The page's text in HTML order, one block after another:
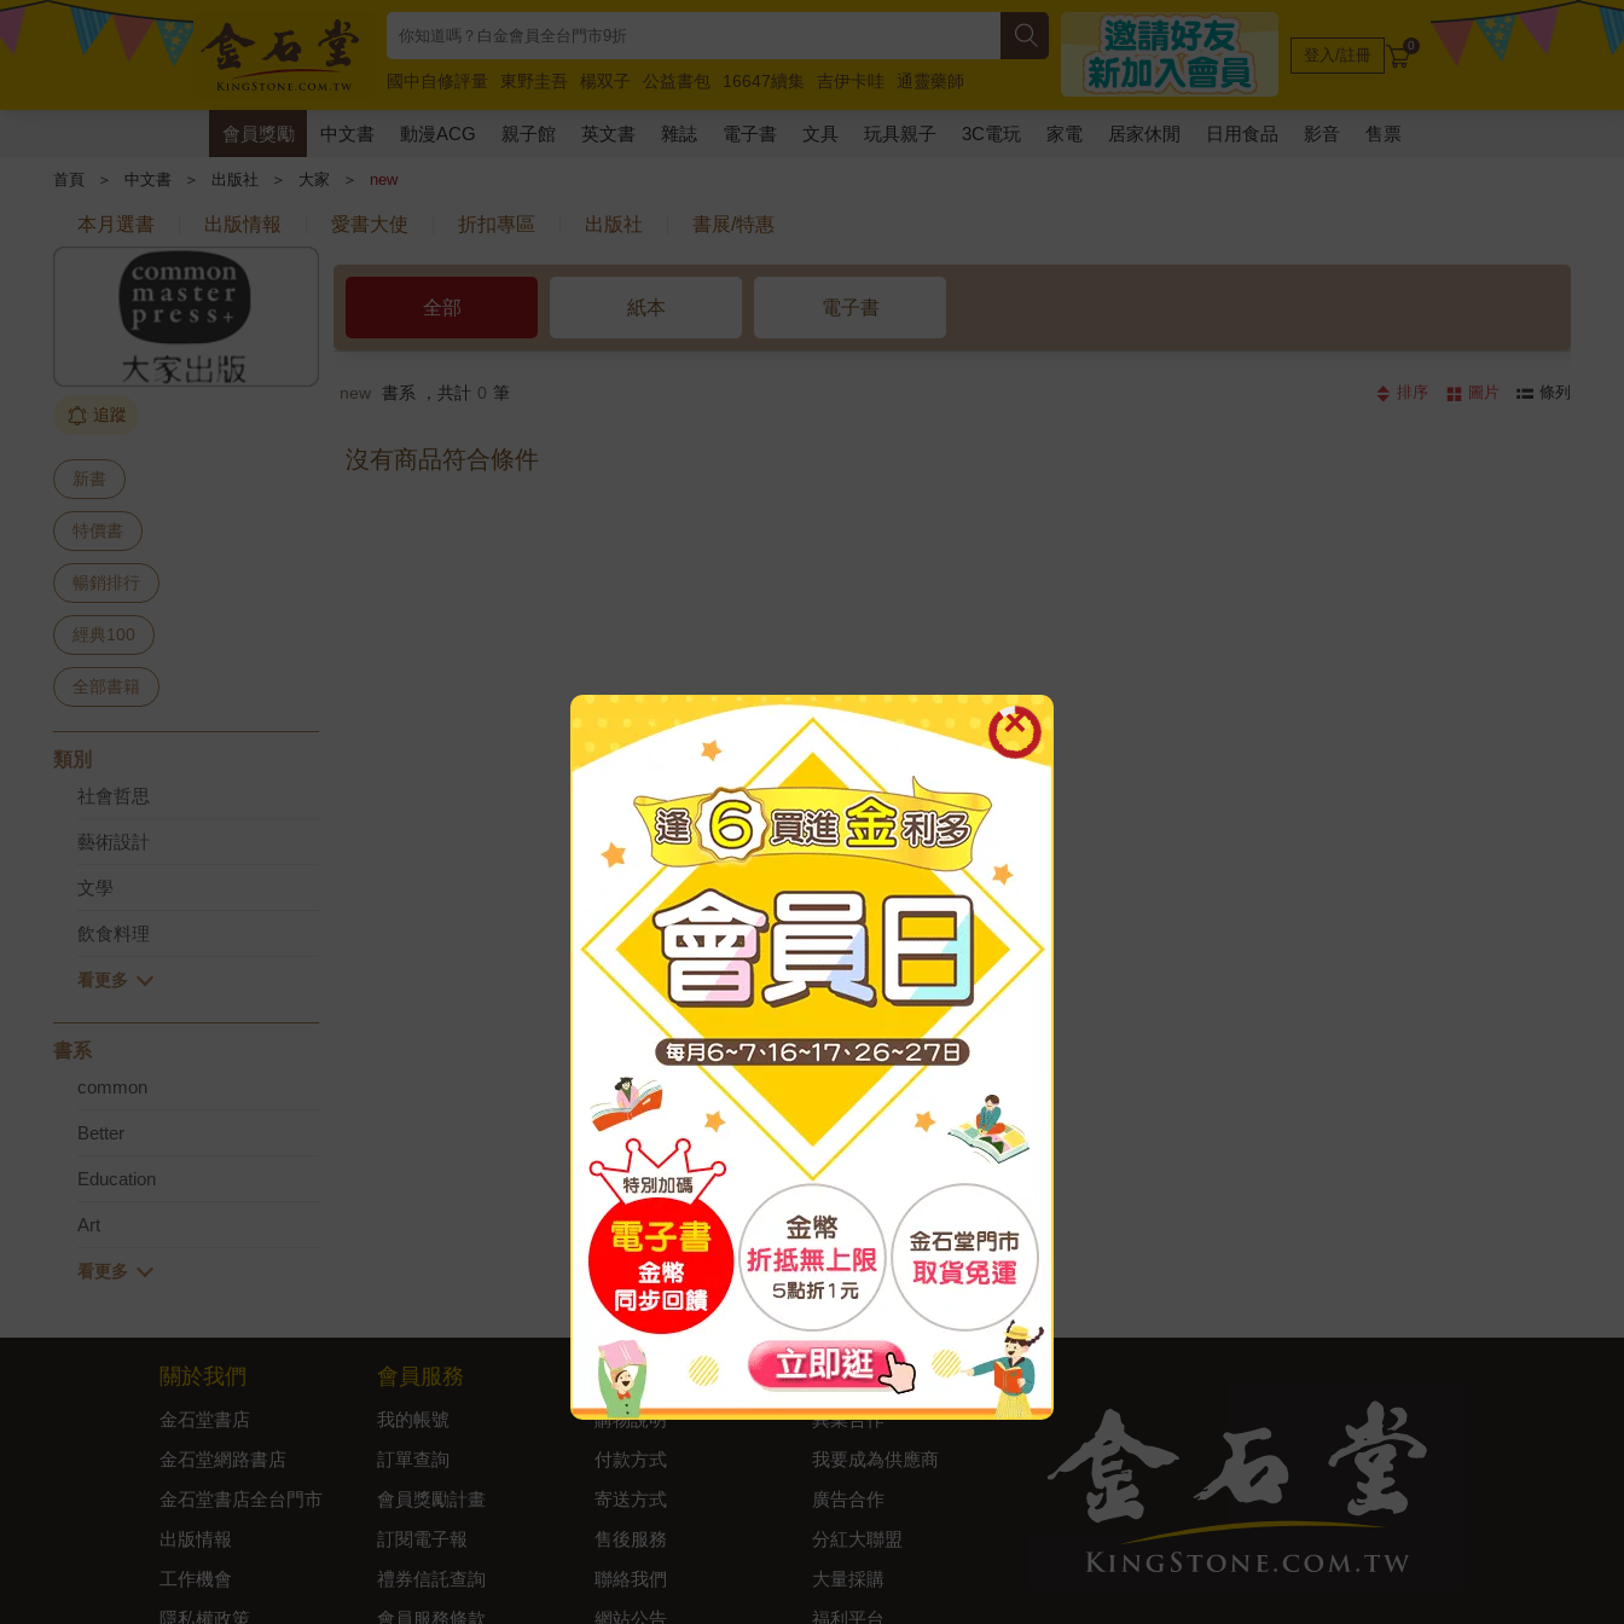
國中自修評量 東野圭吾 楊双子 公益書包 16647續集 吉伊卡哇
通靈藥師
唯紅花綻放
奧德賽 路邊攤新作 馬斯克 玩具總動員5 超慢跑
登入/註冊 0
會員獎勵 中文書 動漫ACG 親子館 英文書 雜誌 電子書 文具 玩具親子 3C電玩 家電 居家休閒 日用食品 影音 售票
首頁 ＞ 中文書 ＞ 出版社 ＞ 大家 ＞ new
本月選書 出版情報 愛書大使 折扣專區 出版社 書展/特惠
追蹤
新書
特價書
暢銷排行
經典100
全部書籍
類別
社會哲思
藝術設計
文學
飲食料理
書系
common
Better
Education
Art
全部 紙本 電子書
new 書系 ，共計 0 筆 排序 圖片 條列
沒有商品符合條件
關於我們
金石堂書店
金石堂網路書店
金石堂書店全台門市
出版情報
工作機會
隱私權政策
會員服務
我的帳號
訂單查詢
會員獎勵計畫
訂閱電子報
禮券信託查詢
會員服務條款
客服中心
購物說明
付款方式
寄送方式
售後服務
聯絡我們
網站公告
合作與服務
異業合作
我要成為供應商
廣告合作
分紅大聯盟
大量採購
福利平台